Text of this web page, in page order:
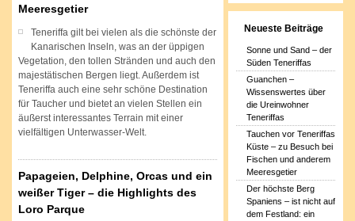
Meeresgetier
Teneriffa gilt bei vielen als die schönste der
Kanarischen Inseln, was an der üppigen
Vegetation, den tollen Stränden und auch den
majestätischen Bergen liegt. Außerdem ist
Teneriffa auch eine sehr schöne Destination
für Taucher und bietet an vielen Stellen ein
äußerst interessantes Terrain mit einer
vielfältigen Unterwasser-Welt.
Papageien, Delphine, Orcas und ein
weißer Tiger – die Highlights des
Loro Parque
Neueste Beiträge
Sonne und Sand – der
Süden Teneriffas
Guanchen –
Wissenswertes über
die Ureinwohner
Teneriffas
Tauchen vor Teneriffas
Küste – zu Besuch bei
Fischen und anderem
Meeresgetier
Der höchste Berg
Spaniens – ist nicht auf
dem Festland: ein